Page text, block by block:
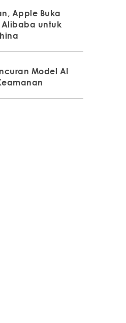
Apple Buka
Alibaba untuk
Model AI